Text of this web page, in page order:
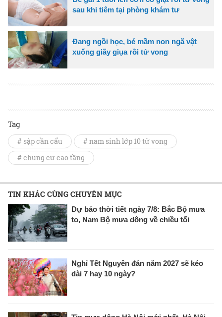
sau khi tiêm tại phòng khám tư
Đang ngồi học, bé mầm non ngã vật
xuống giãy giụa rồi tử vong
Tag
# sập cần cẩu
# nam sinh lớp 10 tử vong
# chung cư cao tầng
TIN KHÁC CÙNG CHUYÊN MỤC
Dự báo thời tiết ngày 7/8: Bắc Bộ mưa
to, Nam Bộ mưa dông về chiều tối
Nghỉ Tết Nguyên đán năm 2027 sẽ kéo
dài 7 hay 10 ngày?